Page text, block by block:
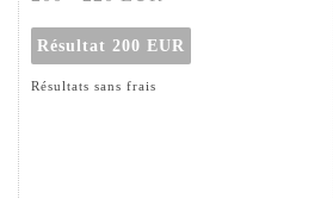
Résultat 200 EUR
Résultats sans frais